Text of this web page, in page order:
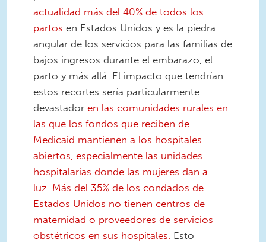
actualidad más del 40% de todos los
partos en Estados Unidos y es la piedra
angular de los servicios para las familias de
bajos ingresos durante el embarazo, el
parto y más allá. El impacto que tendrían
estos recortes sería particularmente
devastador en las comunidades rurales en
las que los fondos que reciben de
Medicaid mantienen a los hospitales
abiertos, especialmente las unidades
hospitalarias donde las mujeres dan a
luz Más del 35% de los condados de
Estados Unidos no tienen centros de
maternidad o proveedores de servicios
obstétricos en sus hospitales. Esto